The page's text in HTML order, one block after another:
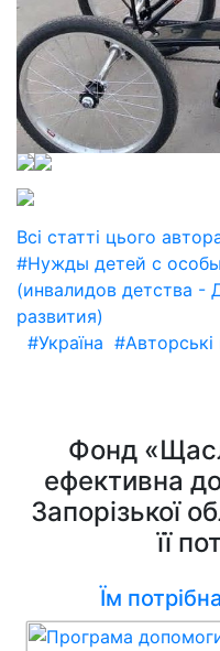
Всі статті цього
#Нужды детей с
(инвалидов детства -
развития)
#Україна #Авторські
Фонд
ефективна
Запорізької
її
Їм